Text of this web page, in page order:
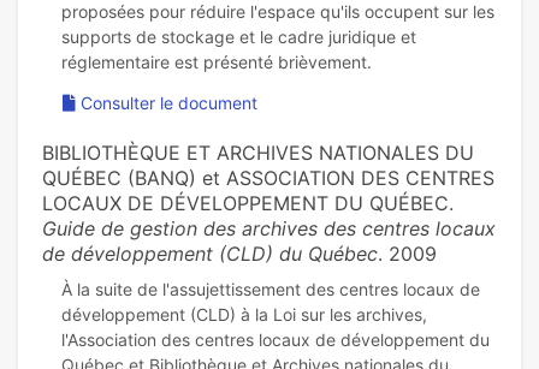
proposées pour réduire l'espace qu'ils occupent sur les
supports de stockage et le cadre juridique et
Consulter le document
BIBLIOTHÈQUE ET ARCHIVES NATIONALES DU
QUÉBEC (BANQ) et ASSOCIATION DES CENTRES
LOCAUX DE DÉVELOPPEMENT DU QUÉBEC.
Guide de gestion des archives des centres locaux
de développement (CLD) du Québec. 2009
À la suite de l'assujettissement des centres locaux de
développement (CLD) à la Loi sur les archives,
l'Association des centres locaux de développement du